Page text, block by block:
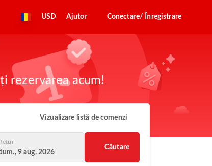
USD Ajutor Conectare/ Înregistrare
rezervarea acum!
Vizualizare listă de comenzi
Retur
9 aug. 2026
Căutare